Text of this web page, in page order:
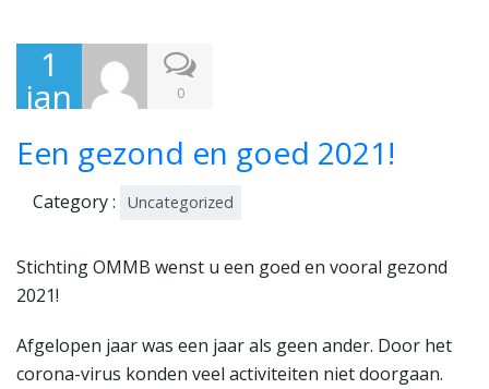
1
jan
202
1
0
Een gezond en goed 2021!
Category : Uncategorized
Stichting OMMB wenst u een goed en vooral gezond
2021!
Afgelopen jaar was een jaar als geen ander. Door het
corona-virus konden veel activiteiten niet doorgaan.